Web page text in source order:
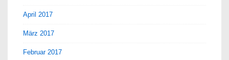
April 2017
März 2017
Februar 2017